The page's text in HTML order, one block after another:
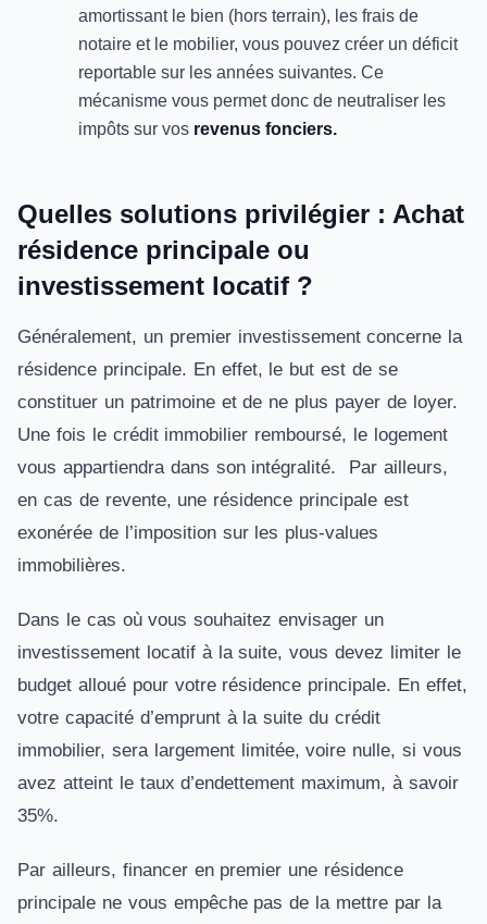
amortissant le bien (hors terrain), les frais de
notaire et le mobilier, vous pouvez créer un déficit
reportable sur les années suivantes. Ce
mécanisme vous permet donc de neutraliser les
impôts sur vos revenus fonciers.
Quelles solutions privilégier : Achat
résidence principale ou
investissement locatif ?
Généralement, un premier investissement concerne la
résidence principale. En effet, le but est de se
constituer un patrimoine et de ne plus payer de loyer.
Une fois le crédit immobilier remboursé, le logement
vous appartiendra dans son intégralité. Par ailleurs,
en cas de revente, une résidence principale est
exonérée de l’imposition sur les plus-values
immobilières.
Dans le cas où vous souhaitez envisager un
investissement locatif à la suite, vous devez limiter le
budget alloué pour votre résidence principale. En effet,
votre capacité d’emprunt à la suite du crédit
immobilier, sera largement limitée, voire nulle, si vous
avez atteint le taux d’endettement maximum, à savoir
35%.
Par ailleurs, financer en premier une résidence
principale ne vous empêche pas de la mettre par la